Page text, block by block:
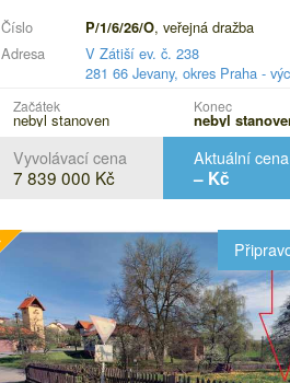
Číslo P/1/6/26/O, veřejná dražba
Adresa
V Zátiší ev. č. 238
281 66 Jevany, okres Praha -
Popis
Pozemek parc.č. 296/32,
stavba: Jevany
č.e. 238, a
území Jevany, obec Jevany,
Vyvolávací cena
7 839 000 Kč
Aktuální cena
– Kč
Začátek
nebyl stanoven
Konec
nebyl